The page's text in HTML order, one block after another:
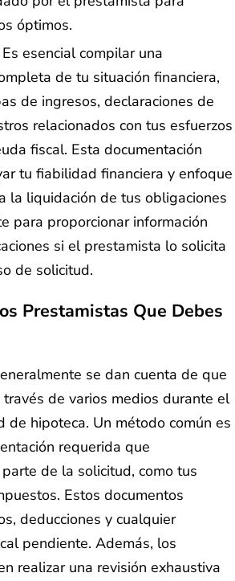
óptimos.
Es esencial compilar una
de tu situación financiera,
de ingresos, declaraciones de
relacionados con tus esfuerzos
fiscal. Esta documentación
tu fiabilidad financiera y enfoque
la liquidación de tus obligaciones
para proporcionar información
si el prestamista lo solicita
de solicitud.
Prestamistas Que Debes
se dan cuenta de que
de varios medios durante el
de hipoteca. Un método común es
requerida que
de la solicitud, como tus
Estos documentos
deducciones y cualquier
pendiente. Además, los
realizar una revisión exhaustiva